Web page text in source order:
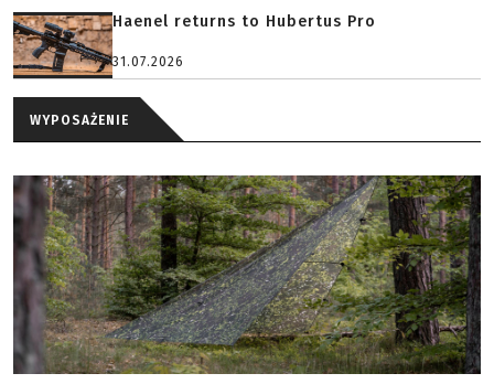
Haenel returns to Hubertus Pro
31.07.2026
WYPOSAŻENIE